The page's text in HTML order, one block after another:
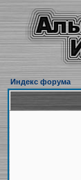
Индекс форума